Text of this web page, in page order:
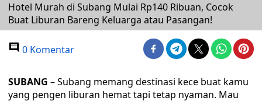
Hotel Murah di Subang Mulai Rp140 Ribuan, Cocok
Buat Liburan Bareng Keluarga atau Pasangan!
0 Komentar
SUBANG – Subang memang destinasi kece buat kamu
yang pengen liburan hemat tapi tetap nyaman. Mau